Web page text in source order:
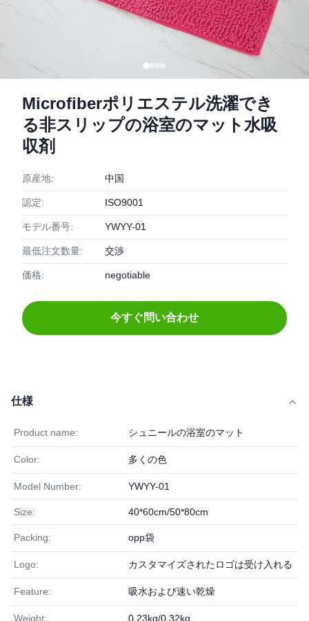
Microfiberポリエステル洗濯でき
る非スリップの浴室のマット水吸
収剤
原産地: 中国
認定: ISO9001
モデル番号: YWYY-01
最低注文数量: 交渉
価格: negotiable
今すぐ問い合わせ
仕様
Product name: シュニールの浴室のマット
Color: 多くの色
Model Number: YWYY-01
Size: 40*60cm/50*80cm
Packing: opp袋
Logo: カスタマイズされたロゴは受け入れる
Feature: 吸水および速い乾燥
Weight: 0.23kg/0.32kg